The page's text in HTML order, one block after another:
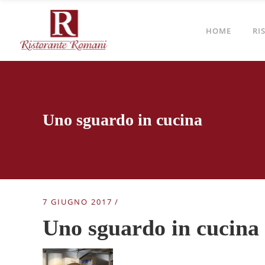
HOME
Uno sguardo in cucina
7 GIUGNO 2017
Uno sguardo in cucina